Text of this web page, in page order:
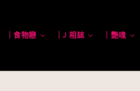
toggle
child
｜食物戀 toggle
child
｜J 相誌 toggle
child
｜艷魂